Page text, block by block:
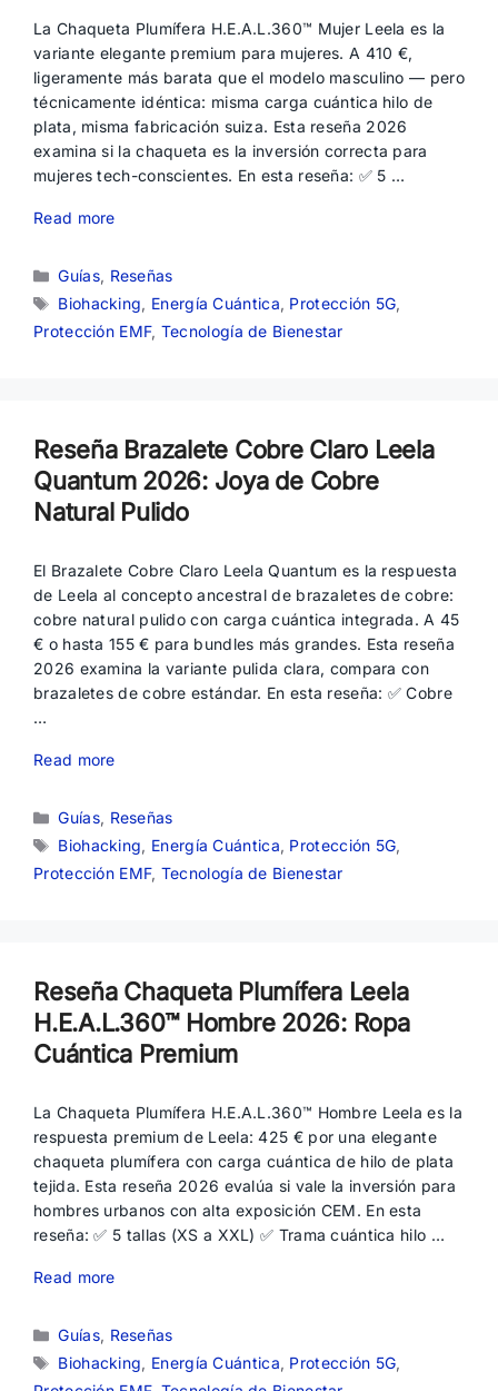
La Chaqueta Plumífera H.E.A.L.360™ Mujer Leela es la
variante elegante premium para mujeres. A 410 €,
ligeramente más barata que el modelo masculino — pero
técnicamente idéntica: misma carga cuántica hilo de
plata, misma fabricación suiza. Esta reseña 2026
examina si la chaqueta es la inversión correcta para
mujeres tech-conscientes. En esta reseña: ✅ 5 …
Read more
Categorías
Guías, Reseñas
Etiquetas
Biohacking, Energía Cuántica, Protección 5G,
Protección EMF, Tecnología de Bienestar
Reseña Brazalete Cobre Claro Leela
Quantum 2026: Joya de Cobre
Natural Pulido
El Brazalete Cobre Claro Leela Quantum es la respuesta
de Leela al concepto ancestral de brazaletes de cobre:
cobre natural pulido con carga cuántica integrada. A 45
€ o hasta 155 € para bundles más grandes. Esta reseña
2026 examina la variante pulida clara, compara con
brazaletes de cobre estándar. En esta reseña: ✅ Cobre
…
Read more
Categorías
Guías, Reseñas
Etiquetas
Biohacking, Energía Cuántica, Protección 5G,
Protección EMF, Tecnología de Bienestar
Reseña Chaqueta Plumífera Leela
H.E.A.L.360™ Hombre 2026: Ropa
Cuántica Premium
La Chaqueta Plumífera H.E.A.L.360™ Hombre Leela es la
respuesta premium de Leela: 425 € por una elegante
chaqueta plumífera con carga cuántica de hilo de plata
tejida. Esta reseña 2026 evalúa si vale la inversión para
hombres urbanos con alta exposición CEM. En esta
reseña: ✅ 5 tallas (XS a XXL) ✅ Trama cuántica hilo …
Read more
Categorías
Guías, Reseñas
Etiquetas
Biohacking, Energía Cuántica, Protección 5G,